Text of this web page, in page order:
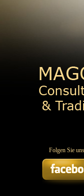
Folgen Sie